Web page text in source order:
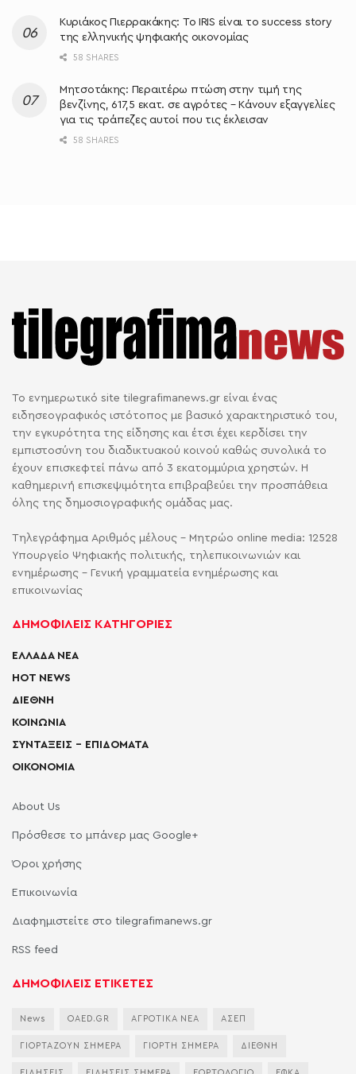
Κυριάκος Πιερρακάκης: Το IRIS είναι το success story
της ελληνικής ψηφιακής οικονομίας
58 SHARES
Μητσοτάκης: Περαιτέρω πτώση στην τιμή της
βενζίνης, 617,5 εκατ. σε αγρότες – Κάνουν εξαγγελίες
για τις τράπεζες αυτοί που τις έκλεισαν
58 SHARES
Το ενημερωτικό site tilegrafimanews.gr είναι ένας
ειδησεογραφικός ιστότοπος με βασικό χαρακτηριστικό του,
την εγκυρότητα της είδησης και έτσι έχει κερδίσει την
εμπιστοσύνη του διαδικτυακού κοινού καθώς συνολικά το
έχουν επισκεφτεί πάνω από 3 εκατομμύρια χρηστών. Η
καθημερινή επισκεψιμότητα επιβραβεύει την προσπάθεια
όλης της δημοσιογραφικής ομάδας μας.
Τηλεγράφημα Αριθμός μέλους - Μητρώο online media: 12528
Υπουργείο Ψηφιακής πολιτικής, τηλεπικοινωνιών και
ενημέρωσης - Γενική γραμματεία ενημέρωσης και
επικοινωνίας
ΔΗΜΟΦΙΛΕΙΣ ΚΑΤΗΓΟΡΙΕΣ
ΕΛΛΑΔΑ ΝΕΑ
HOT NEWS
ΔΙΕΘΝΗ
ΚΟΙΝΩΝΙΑ
ΣΥΝΤΑΞΕΙΣ – ΕΠΙΔΟΜΑΤΑ
ΟΙΚΟΝΟΜΙΑ
About Us
Πρόσθεσε το μπάνερ μας Google+
Όροι χρήσης
Επικοινωνία
Διαφημιστείτε στο tilegrafimanews.gr
RSS feed
ΔΗΜΟΦΙΛΕΙΣ ΕΤΙΚΕΤΕΣ
News OAED.GR ΑΓΡΟΤΙΚΑ ΝΕΑ ΑΣΕΠ
ΓΙΟΡΤΑΖΟΥΝ ΣΗΜΕΡΑ ΓΙΟΡΤΗ ΣΗΜΕΡΑ ΔΙΕΘΝΗ